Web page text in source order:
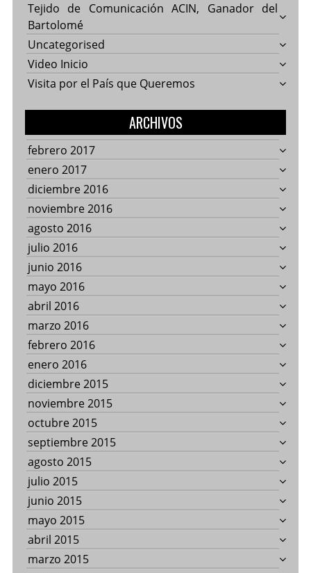
Tejido de Comunicación ACIN, Ganador del
Bartolomé
Uncategorised
Video Inicio
Visita por el País que Queremos
ARCHIVOS
febrero 2017
enero 2017
diciembre 2016
noviembre 2016
agosto 2016
julio 2016
junio 2016
mayo 2016
abril 2016
marzo 2016
febrero 2016
enero 2016
diciembre 2015
noviembre 2015
octubre 2015
septiembre 2015
agosto 2015
julio 2015
junio 2015
mayo 2015
abril 2015
marzo 2015